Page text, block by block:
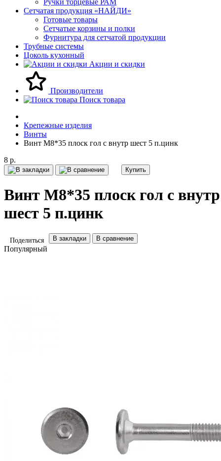
Ручки торцевые РАМ
Сетчатая продукция «НАЙДИ»
Готовые товары
Сетчатые корзины и полки
Фурнитура для сетчатой продукции
Трубные системы
Цоколь кухонный
Акции и скидки
Производители
Поиск товара
Крепежные изделия
Винты
Винт М8*35 плоск гол с внутр шест 5 п.цинк
8 р.
Купить
Винт М8*35 плоск гол с внутр
шест 5 п.цинк
Поделиться В закладки В сравнение
Популярный